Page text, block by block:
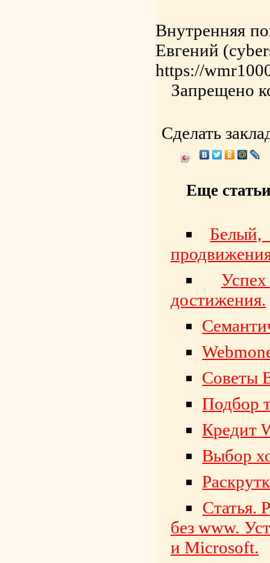
Внутренняя
Евгений
https://
Запрещено
Сделать
Еще
Белый,
достижения.
Советы
Подбор
Кредит
Выбор
Статья.
без www.
и Microsoft.